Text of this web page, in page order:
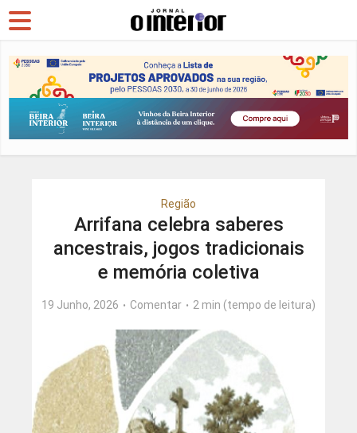
Região
Arrifana celebra saberes
ancestrais, jogos tradicionais
e memória coletiva
19 Junho, 2026 Comentar 2 min (tempo de leitura)